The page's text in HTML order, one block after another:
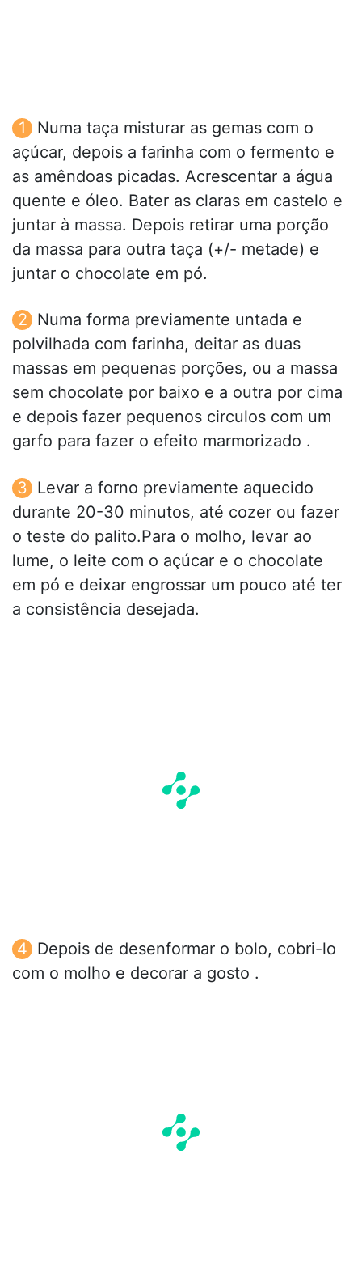
Numa taça misturar as gemas com o
açúcar, depois a farinha com o fermento e
as amêndoas picadas. Acrescentar a água
quente e óleo. Bater as claras em castelo e
juntar à massa. Depois retirar uma porção
da massa para outra taça (+/- metade) e
juntar o chocolate em pó.
Numa forma previamente untada e
polvilhada com farinha, deitar as duas
massas em pequenas porções, ou a massa
sem chocolate por baixo e a outra por cima
e depois fazer pequenos circulos com um
garfo para fazer o efeito marmorizado .
Levar a forno previamente aquecido
durante 20-30 minutos, até cozer ou fazer
o teste do palito.Para o molho, levar ao
lume, o leite com o açúcar e o chocolate
em pó e deixar engrossar um pouco até ter
a consistência desejada.
Depois de desenformar o bolo, cobri-lo
com o molho e decorar a gosto .